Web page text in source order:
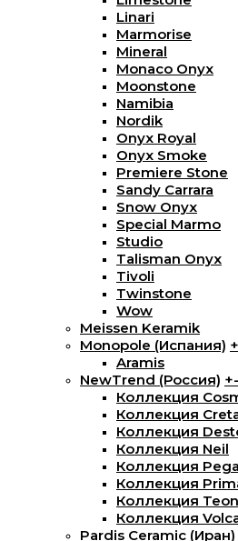
Linari
Marmorise
Mineral
Monaco Onyx
Moonstone
Namibia
Nordik
Onyx Royal
Onyx Smoke
Premiere Stone
Sandy Carrara
Snow Onyx
Special Marmo
Studio
Talisman Onyx
Tivoli
Twinstone
Wow
Meissen Keramik
Monopole (Испания) +
Aramis
NewTrend (Россия) +-
Коллекция
Коллекция
Коллекция
Коллекция Neil
Коллекция
Коллекция
Коллекция
Коллекция
Pardis Ceramic (Иран)